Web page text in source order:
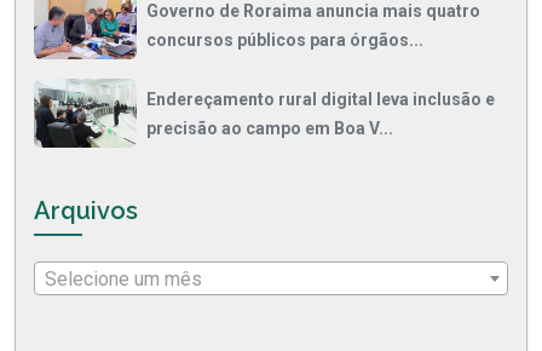
Governo de Roraima anuncia mais quatro
concursos públicos para órgãos...
Endereçamento rural digital leva inclusão e
precisão ao campo em Boa V...
Arquivos
Selecione um mês